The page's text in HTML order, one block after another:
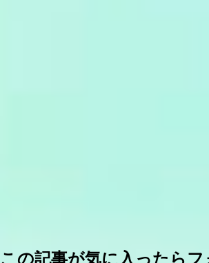
この記事が気に入ったらフ